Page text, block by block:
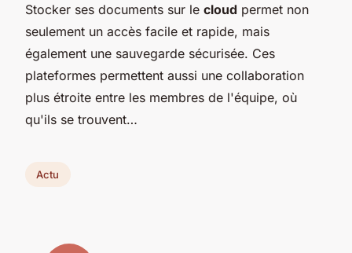
Stocker ses documents sur le cloud permet non
seulement un accès facile et rapide, mais
également une sauvegarde sécurisée. Ces
plateformes permettent aussi une collaboration
plus étroite entre les membres de l'équipe, où
qu'ils se trouvent…
Actu